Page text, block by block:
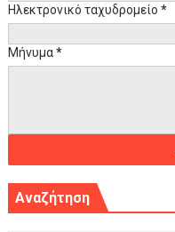
Ηλεκτρονικό ταχυδρομείο *
Μήνυμα*
Αναζήτηση